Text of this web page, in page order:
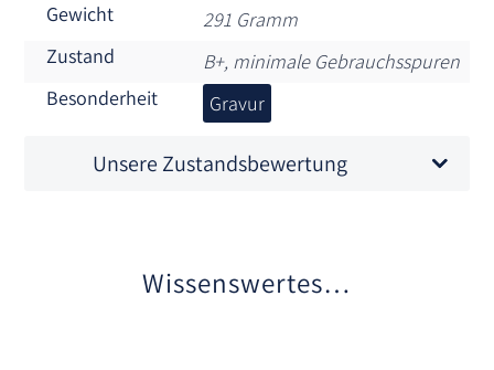
Gewicht
291 Gramm
Zustand
B+, minimale Gebrauchsspuren
Besonderheit
Gravur
Unsere Zustandsbewertung
Wissenswertes…